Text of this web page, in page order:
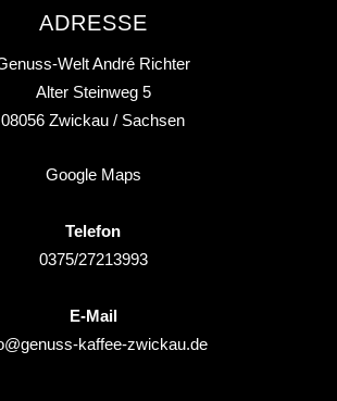
ADRESSE
Welt André Richter
Alter Steinweg 5
08056 Zwickau / Sachsen
Google Maps
Telefon
0375/27213993
E-Mail
kaffee-zwickau.de